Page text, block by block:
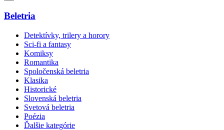
Beletria
Detektívky, trilery a horory
Sci-fi a fantasy
Komiksy
Romantika
Spoločenská beletria
Klasika
Historické
Slovenská beletria
Svetová beletria
Poézia
Ďalšie kategórie